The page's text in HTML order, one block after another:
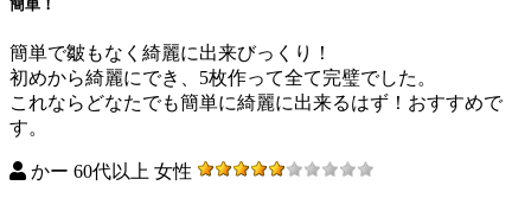
簡単！
簡単で皺もなく綺麗に出来びっくり！
初めから綺麗にでき、5枚作って全て完璧でした。
これならどなたでも簡単に綺麗に出来るはず！おすすめで
す。
かー 60代以上 女性